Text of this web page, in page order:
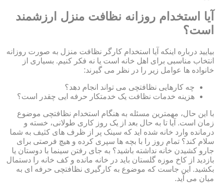
آیا استخدام روزانه نظافت منزل ارزشمند
است؟
بیایید درباره اینکه آیا استخدام کارگر نظافت منزل به صورت روزانه
انتخاب مناسبی برای اهل خانه است یا نه فکر کنیم. بسیاری از
خانواده ها عوامل زیر را در نظر می گیرند:
چه کارهایی نظافتچی می تواند انجام دهد؟
هزینه خدمات نظافت یک خدمتکار حرفه ایی چقدر است؟
با این حال، مهمترین مسئله به هنگام استخدام نظافتچی موضوع
زمان است. آیا تا به حال بعد از یک روز کاری طولانی، خسته و
درمانده وارد خانه شده اید که سینک پر از ظرف های کثیف به شما
سلام کند؟ تمام روز را با بچه ها سپری کرده و هیچ فرصتی برای
جارو کشیدن خانه نداشته باشید؟ به جای رفتن سینما با دوستان یا
بازدید از کاخ موزه گلستان باید در خانه مانده و کف خانه را دستمال
بکشید. این جاست که موضوع به کارگیری نظافتچی حرفه ای به
میان می آید.